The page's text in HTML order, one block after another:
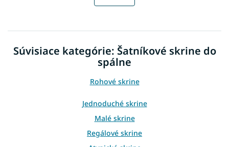
c
e
p
r
v
k
y
v
ý
p
i
a
e
Súvisiace kategórie: Šatníkové skrine do
spálne
Rohové skrine
Jednoduché skrine
Malé skrine
Regálové skrine